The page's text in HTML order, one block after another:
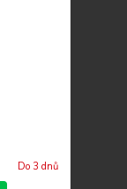
Do 3 dnů